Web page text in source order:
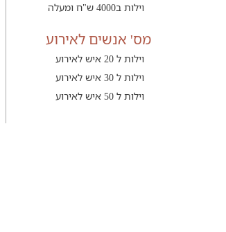
וילות ב4000 ש"ח ומעלה
מס' אנשים לאירוע
וילות ל 20 איש לאירוע
וילות ל 30 איש לאירוע
וילות ל 50 איש לאירוע